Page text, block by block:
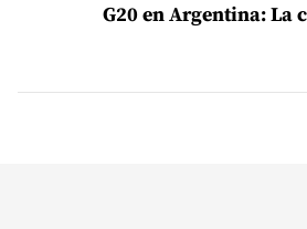
G20 en Argentina: La